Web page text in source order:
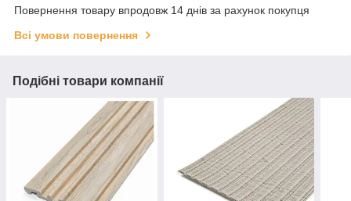
Повернення товару впродовж 14 днів за рахунок покупця
Всі умови повернення
Подібні товари компанії